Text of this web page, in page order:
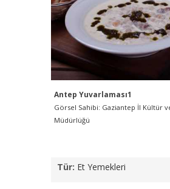
Antep Yuvarlaması1
Görsel Sahibi: Gaziantep İl Kültür
Müdürlüğü
Tür: Et Yemekleri